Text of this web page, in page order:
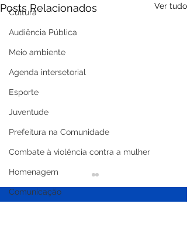
Cultura
Audiência Pública
Meio ambiente
Agenda intersetorial
Esporte
Juventude
Prefeitura na Comunidade
Combate à violência contra a mulher
Homenagem
Comunicação
Posts Relacionados Ver tudo